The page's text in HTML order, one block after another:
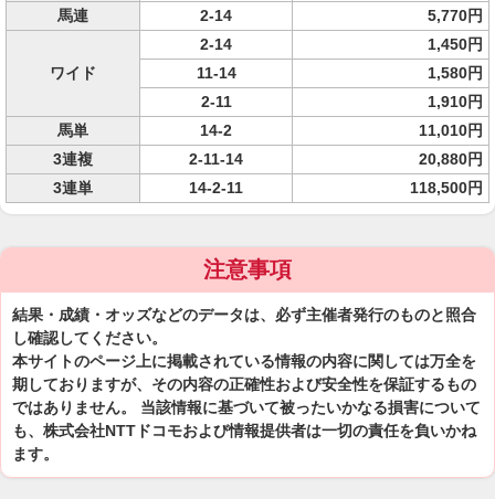
馬連
2-14 5,770円
ワイド
2-14
1,450円
11-14
1,580円
2-11
1,910円
馬単
14-2
11,010円
3連複
2-11-14
20,880円
3連単
14-2-11 118,500円
注意事項
結果・成績・オッズなどのデータは、必ず主催者発行のものと照合
し確認してください。
本サイトのページ上に掲載されている情報の内容に関しては万全を
期しておりますが、その内容の正確性および安全性を保証するもの
ではありません。 当該情報に基づいて被ったいかなる損害について
も、株式会社NTTドコモおよび情報提供者は一切の責任を負いかね
ます。